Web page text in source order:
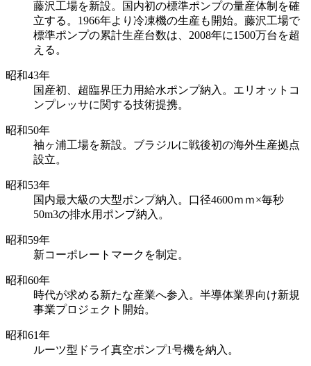
藤沢工場を新設。国内初の標準ポンプの量産体制を確
立する。1966年より冷凍機の生産も開始。藤沢工場で
標準ポンプの累計生産台数は、2008年に1500万台を超
える。
昭和43年
国産初、超臨界圧力用給水ポンプ納入。エリオットコ
ンプレッサに関する技術提携。
昭和50年
袖ヶ浦工場を新設。ブラジルに戦後初の海外生産拠点
設立。
昭和53年
国内最大級の大型ポンプ納入。口径4600ｍｍ×毎秒
50m3の排水用ポンプ納入。
昭和59年
新コーポレートマークを制定。
昭和60年
時代が求める新たな産業へ参入。半導体業界向け新規
事業プロジェクト開始。
昭和61年
ルーツ型ドライ真空ポンプ1号機を納入。